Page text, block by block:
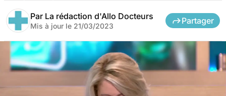
Par La rédaction d'Allo Docteurs
Mis à jour le 21/03/2023
Partager